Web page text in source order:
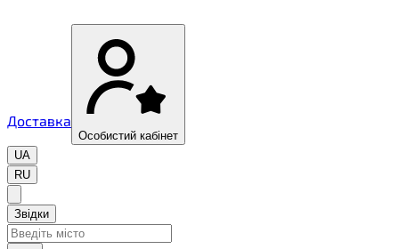
Доставка
Особистий кабінет
UA
RU
Звідки